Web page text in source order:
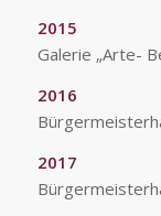
2015
Galerie „Arte-
2016
2017